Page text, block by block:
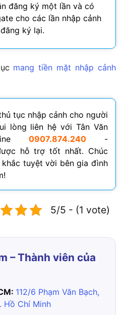
đăng ký một lần và có
cho các lần nhập cảnh
ký lại.
mang tiền mặt nhập cảnh
tục nhập cảnh cho người
lòng liên hệ với Tân Văn
0907.874.240 -
hỗ trợ tốt nhất. Chúc
tuyệt vời bên gia đình
5/5 - (1 vote)
– Thành viên của
112/6 Phạm Văn Bạch,
Hồ Chí Minh